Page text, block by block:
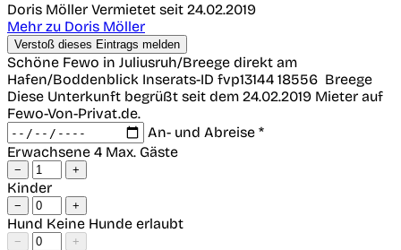
Doris Möller Vermietet seit 24.02.2019
Mehr zu Doris Möller
Verstoß dieses Eintrags melden
Schöne Fewo in Juliusruh/Breege direkt am
Hafen/Boddenblick Inserats-ID fvp13144 18556 Breege
Diese Unterkunft begrüßt seit dem 24.02.2019 Mieter auf
Fewo-Von-Privat.de.
An- und Abreise *
Erwachsene 4 Max. Gäste
− +
Kinder
− +
Hund Keine Hunde erlaubt
− +